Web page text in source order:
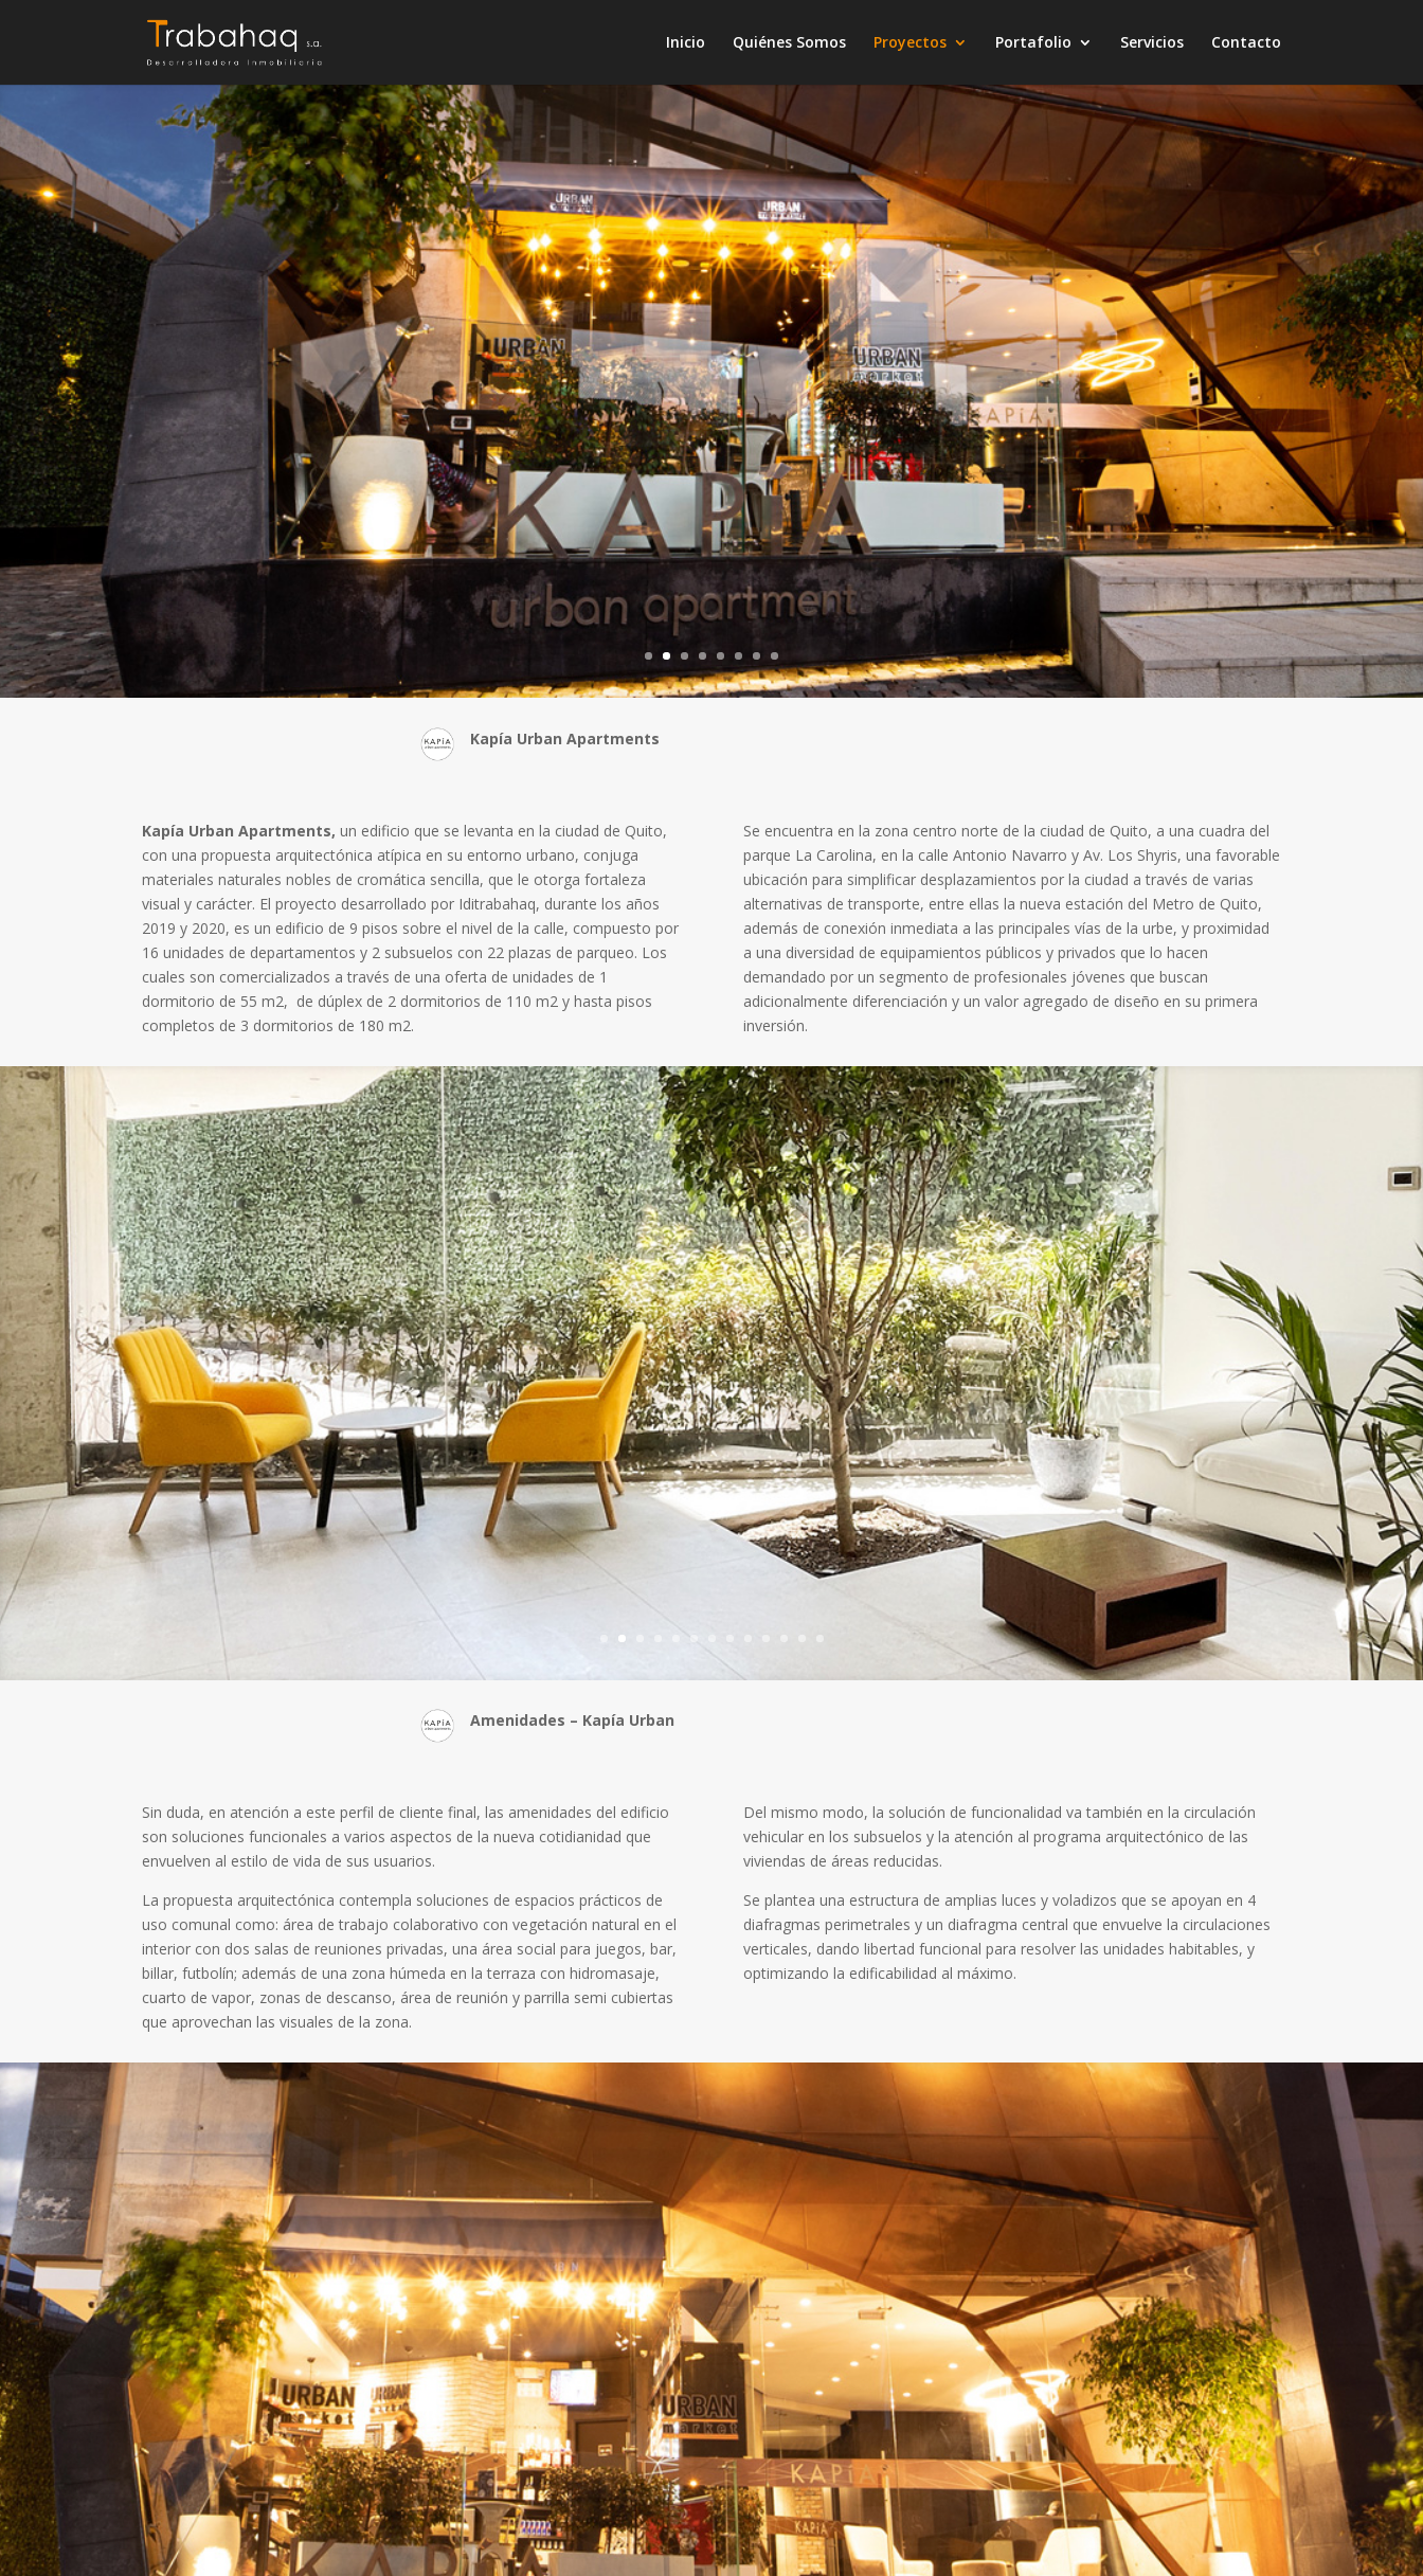
Inicio Quiénes Somos Proyectos Portafolio Servicios Contacto
Kapía Urban Apartments
Kapía Urban Apartments, un edificio que se levanta en la ciudad de Quito,
con una propuesta arquitectónica atípica en su entorno urbano, conjuga
materiales naturales nobles de cromática sencilla, que le otorga fortaleza
visual y carácter. El proyecto desarrollado por Iditrabahaq, durante los años
2019 y 2020, es un edificio de 9 pisos sobre el nivel de la calle, compuesto por
16 unidades de departamentos y 2 subsuelos con 22 plazas de parqueo. Los
cuales son comercializados a través de una oferta de unidades de 1
dormitorio de 55 m2, de dúplex de 2 dormitorios de 110 m2 y hasta pisos
completos de 3 dormitorios de 180 m2.
Se encuentra en la zona centro norte de la ciudad de Quito, a una cuadra del
parque La Carolina, en la calle Antonio Navarro y Av. Los Shyris, una favorable
ubicación para simplificar desplazamientos por la ciudad a través de varias
alternativas de transporte, entre ellas la nueva estación del Metro de Quito,
además de conexión inmediata a las principales vías de la urbe, y proximidad
a una diversidad de equipamientos públicos y privados que lo hacen
demandado por un segmento de profesionales jóvenes que buscan
adicionalmente diferenciación y un valor agregado de diseño en su primera
inversión.
Amenidades – Kapía Urban
Sin duda, en atención a este perfil de cliente final, las amenidades del edificio
son soluciones funcionales a varios aspectos de la nueva cotidianidad que
envuelven al estilo de vida de sus usuarios.
La propuesta arquitectónica contempla soluciones de espacios prácticos de
uso comunal como: área de trabajo colaborativo con vegetación natural en el
interior con dos salas de reuniones privadas, una área social para juegos, bar,
billar, futbolín; además de una zona húmeda en la terraza con hidromasaje,
cuarto de vapor, zonas de descanso, área de reunión y parrilla semi cubiertas
que aprovechan las visuales de la zona.
Del mismo modo, la solución de funcionalidad va también en la circulación
vehicular en los subsuelos y la atención al programa arquitectónico de las
viviendas de áreas reducidas.
Se plantea una estructura de amplias luces y voladizos que se apoyan en 4
diafragmas perimetrales y un diafragma central que envuelve la circulaciones
verticales, dando libertad funcional para resolver las unidades habitables, y
optimizando la edificabilidad al máximo.